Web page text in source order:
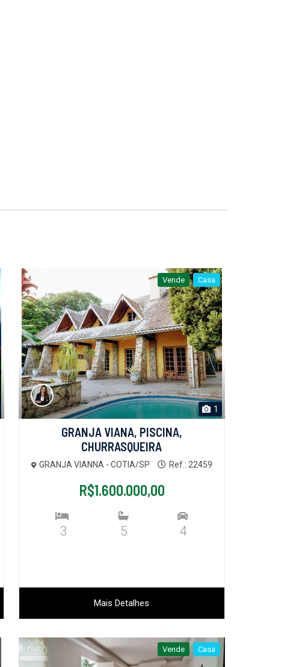
Vende Casa
1
GRANJA VIANA, PISCINA,
CHURRASQUEIRA
GRANJA VIANNA - COTIA/SP Ref.: 22459
R$1.600.000,00
3 5 4
Mais Detalhes
Vende Casa